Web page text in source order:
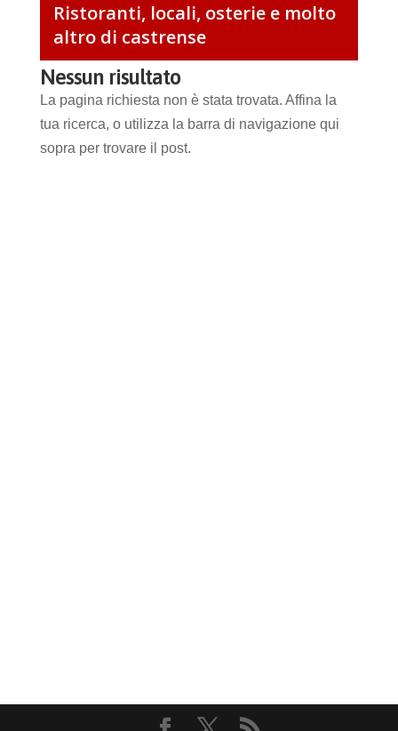
Ristoranti, locali, osterie e molto
altro di castrense
Nessun risultato
La pagina richiesta non è stata trovata. Affina la
tua ricerca, o utilizza la barra di navigazione qui
sopra per trovare il post.